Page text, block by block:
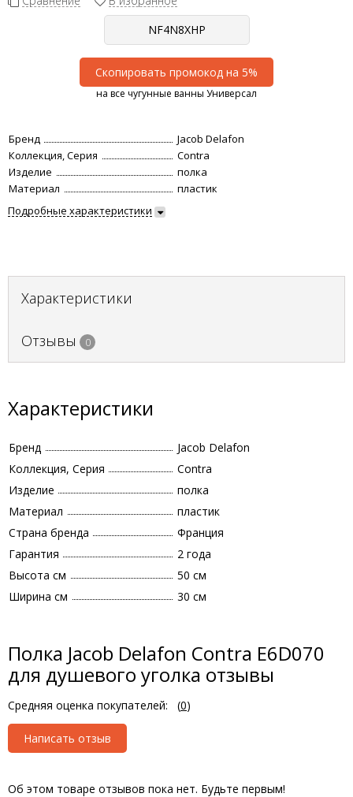
Скопировать промокод на 5%
на все чугунные ванны Универсал
Бренд
Jacob Delafon
Коллекция, Серия
Contra
Изделие
полка
Материал
пластик
Подробные характеристики
Характеристики
Отзывы 0
Характеристики
Бренд
Jacob Delafon
Коллекция, Серия
Contra
Изделие
полка
Материал
пластик
Страна бренда
Франция
Гарантия
2 года
Высота см
50 см
Ширина см
30 см
Полка Jacob Delafon Contra E6D070
для душевого уголка отзывы
Средняя оценка покупателей: (0)
Написать отзыв
Об этом товаре отзывов пока нет. Будьте первым!